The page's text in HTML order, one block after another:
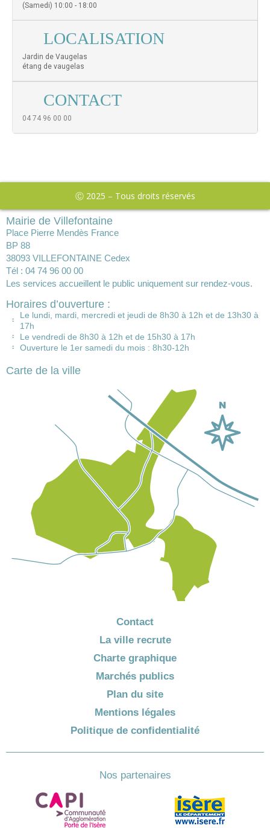
(Samedi) 10:00 - 18:00
LOCALISATION
Jardin de Vaugelas
étang de vaugelas
CONTACT
04 74 96 00 00
Ⓒ 2025 – Tous droits réservés
Mairie de Villefontaine
Place Pierre Mendès France
BP 88
38093 VILLEFONTAINE Cedex
Tél : 04 74 96 00 00
Les services accueillent le public uniquement sur rendez-vous.
Horaires d’ouverture :
Le lundi, mardi, mercredi et jeudi de 8h30 à 12h et de 13h30 à
17h
Le vendredi de 8h30 à 12h et de 15h30 à 17h
Ouverture le 1er samedi du mois : 8h30-12h
Carte de la ville
Contact
La ville recrute
Charte graphique
Marchés publics
Plan du site
Mentions légales
Politique de confidentialité
Nos partenaires